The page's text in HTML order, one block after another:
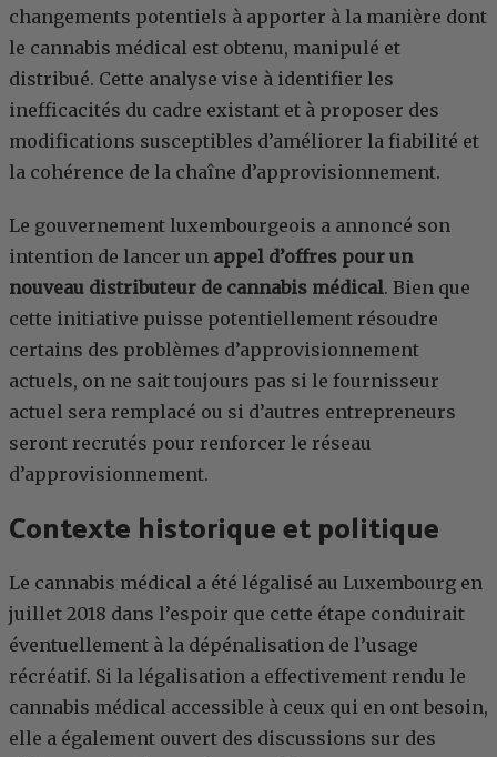
changements potentiels à apporter à la manière dont
le cannabis médical est obtenu, manipulé et
distribué. Cette analyse vise à identifier les
inefficacités du cadre existant et à proposer des
modifications susceptibles d’améliorer la fiabilité et
la cohérence de la chaîne d’approvisionnement.
Le gouvernement luxembourgeois a annoncé son
intention de lancer un appel d’offres pour un
nouveau distributeur de cannabis médical. Bien que
cette initiative puisse potentiellement résoudre
certains des problèmes d’approvisionnement
actuels, on ne sait toujours pas si le fournisseur
actuel sera remplacé ou si d’autres entrepreneurs
seront recrutés pour renforcer le réseau
d’approvisionnement.
Contexte historique et politique
Le cannabis médical a été légalisé au Luxembourg en
juillet 2018 dans l’espoir que cette étape conduirait
éventuellement à la dépénalisation de l’usage
récréatif. Si la légalisation a effectivement rendu le
cannabis médical accessible à ceux qui en ont besoin,
elle a également ouvert des discussions sur des